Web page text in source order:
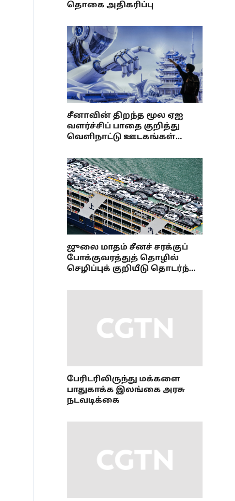
தொகை அதிகரிப்பு
சீனாவின் திறந்த மூல ஏஐ
வளர்ச்சிப் பாதை குறித்து
வெளிநாட்டு ஊடகங்கள்
ஜுலை மாதம் சீனச் சரக்குப்
போக்குவரத்துத் தொழில்
செழிப்புக் குறியீடு தொடர்ந்து
பேரிடரிலிருந்து மக்களை
பாதுகாக்க இலங்கை அரசு
நடவடிக்கை